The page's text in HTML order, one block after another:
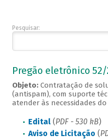
Pesquisar:
Pregão eletrônico 52/
Objeto: Contratação de
(antispam), com suporte
atender às necessidades
Edital(PDF - 530 kB)
Aviso de Licitação (